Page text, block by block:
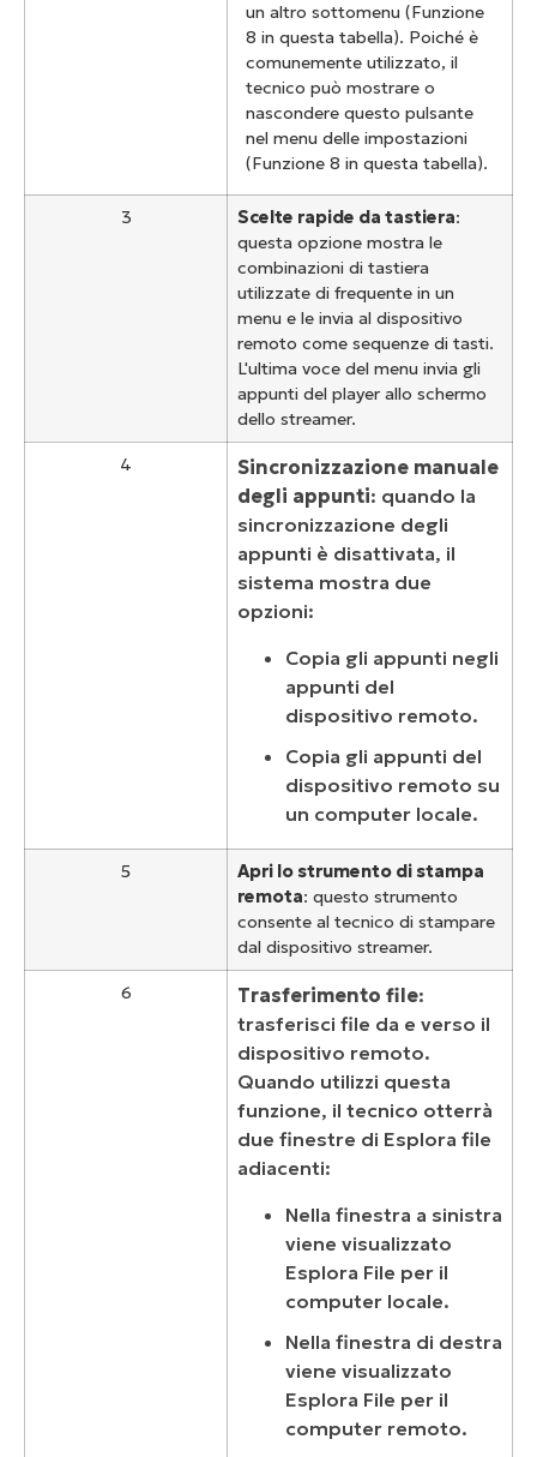
un altro sottomenu (Funzione
8 in questa tabella). Poiché è
comunemente utilizzato, il
tecnico può mostrare o
nascondere questo pulsante
nel menu delle impostazioni
(Funzione 8 in questa tabella).
3 Scelte rapide da tastiera:
questa opzione mostra le
combinazioni di tastiera
utilizzate di frequente in un
menu e le invia al dispositivo
remoto come sequenze di tasti.
L'ultima voce del menu invia gli
appunti del player allo schermo
dello streamer.
4
Sincronizzazione manuale
degli appunti: quando la
sincronizzazione degli
appunti è disattivata, il
sistema mostra due
opzioni:
Copia gli appunti negli
appunti del
dispositivo remoto.
Copia gli appunti del
dispositivo remoto su
un computer locale.
5
Apri lo strumento di stampa
remota: questo strumento
consente al tecnico di stampare
dal dispositivo streamer.
6 Trasferimento file:
trasferisci file da e verso il
dispositivo remoto.
Quando utilizzi questa
funzione, il tecnico otterrà
due finestre di Esplora file
adiacenti:
Nella finestra a sinistra
viene visualizzato
Esplora File per il
computer locale.
Nella finestra di destra
viene visualizzato
Esplora File per il
computer remoto.